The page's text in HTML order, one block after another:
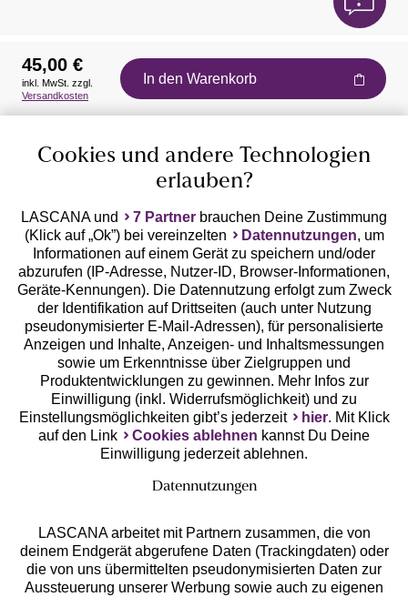
Auszeichnungen
Geprüfte Sicherheit
Unsere Apps
Services
45,00 €
inkl. MwSt. zzgl.
Versandkosten
In den Warenkorb
Cookies und andere Technologien
erlauben?
LASCANA und 7 Partner brauchen Deine Zustimmung
(Klick auf „Ok”) bei vereinzelten
Datennutzungen, um
Informationen auf einem Gerät zu speichern und/oder
abzurufen (IP-Adresse, Nutzer-ID, Browser-Informationen,
Geräte-Kennungen). Die Datennutzung erfolgt zum Zweck
der Identifikation auf Drittseiten (auch unter Nutzung
pseudonymisierter E-Mail-Adressen), für personalisierte
Anzeigen und Inhalte, Anzeigen- und Inhaltsmessungen
sowie um Erkenntnisse über Zielgruppen und
Produktentwicklungen zu gewinnen. Mehr Infos zur
Einwilligung (inkl. Widerrufsmöglichkeit) und zu
Einstellungsmöglichkeiten gibt’s jederzeit
hier. Mit Klick
auf den Link
Cookies ablehnen kannst Du Deine
Einwilligung jederzeit ablehnen.
Datennutzungen
LASCANA arbeitet mit Partnern zusammen, die von
deinem Endgerät abgerufene Daten (Trackingdaten) oder
die von uns übermittelten pseudonymisierten Daten zur
Aussteuerung unserer Werbung sowie auch zu eigenen